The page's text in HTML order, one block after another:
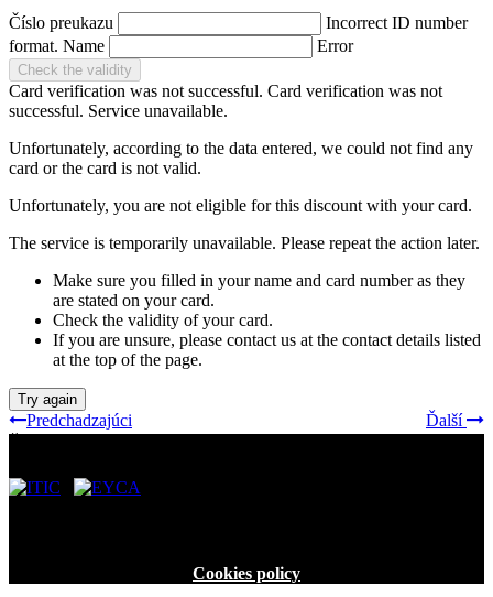
Číslo preukazu
Incorrect ID number
format. Name Error
Check the validity
Card verification was not successful. Card verification was not
successful. Service unavailable.
Unfortunately, according to the data entered, we could not find any
card or the card is not valid.
Unfortunately, you are not eligible for this discount with your card.
The service is temporarily unavailable. Please repeat the action later.
Make sure you filled in your name and card number as they
are stated on your card.
Check the validity of your card.
If you are unsure, please contact us at the contact details listed
at the top of the page.
Try again
Predchadzajúci
Ďalší
Cookies policy